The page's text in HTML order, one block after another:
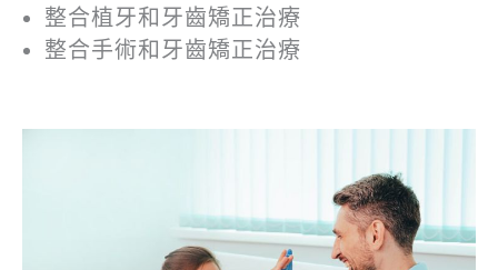
整合植牙和牙齒矯正治療
整合手術和牙齒矯正治療